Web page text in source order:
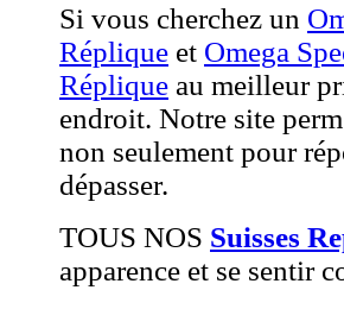
Si vous cherchez un
Réplique et Omega
Réplique au meilleur
endroit. Notre site
non seulement pour
dépasser.
TOUS NOS Suisses
apparence et se sentir